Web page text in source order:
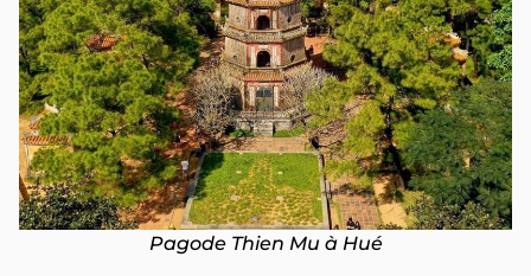
Pagode Thien Mu à Hué